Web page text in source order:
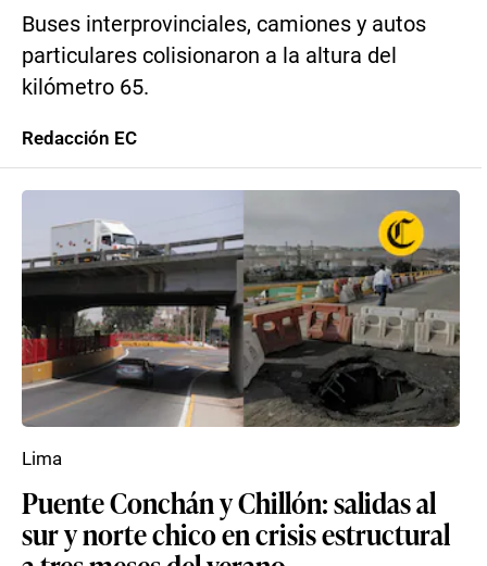
Buses interprovinciales, camiones y autos
particulares colisionaron a la altura del
kilómetro 65.
Redacción EC
Puente Conchán y Chillón: salidas al
sur y norte chico en crisis estructural
Lima